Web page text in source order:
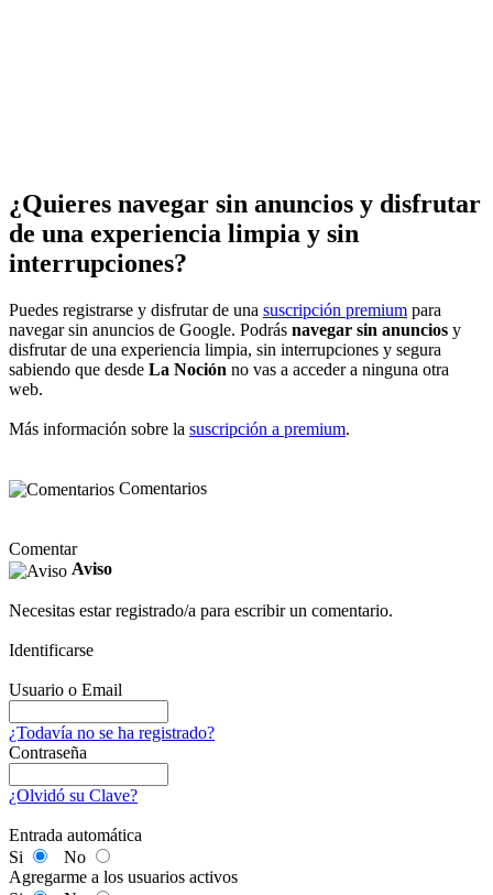
¿Quieres navegar sin anuncios y disfrutar
de una experiencia limpia y sin
interrupciones?
Puedes registrarse y disfrutar de una suscripción premium para
navegar sin anuncios de Google. Podrás navegar sin anuncios y
disfrutar de una experiencia limpia, sin interrupciones y segura
sabiendo que desde La Noción no vas a acceder a ninguna otra
web.
Más información sobre la suscripción a premium.
Comentarios
Comentar
Aviso
Necesitas estar registrado/a para escribir un comentario.
Identificarse
Usuario o Email
¿Todavía no se ha registrado?
Contraseña
¿Olvidó su Clave?
Entrada automática
Si
No
Agregarme a los usuarios activos